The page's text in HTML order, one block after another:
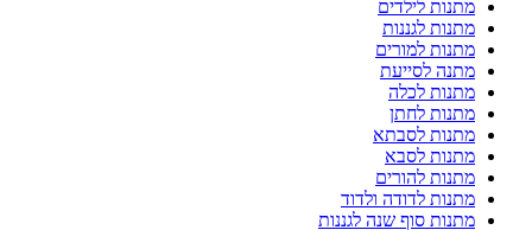
מתנות לילדים
מתנות לגננות
מתנות למורים
מתנה לסייעת
מתנות לכלה
מתנות לחתן
מתנות לסבתא
מתנות לסבא
מתנות להורים
מתנות לדודה ולדוד
מתנות סוף שנה לגננות